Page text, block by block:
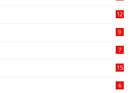
12
9
7
15
6